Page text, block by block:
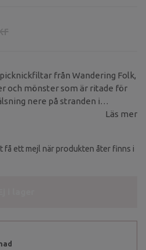
från Wandering Folk,
och mönster som är ritade för
nere på stranden i
Läs mer
få ett mejl när produkten åter finns i